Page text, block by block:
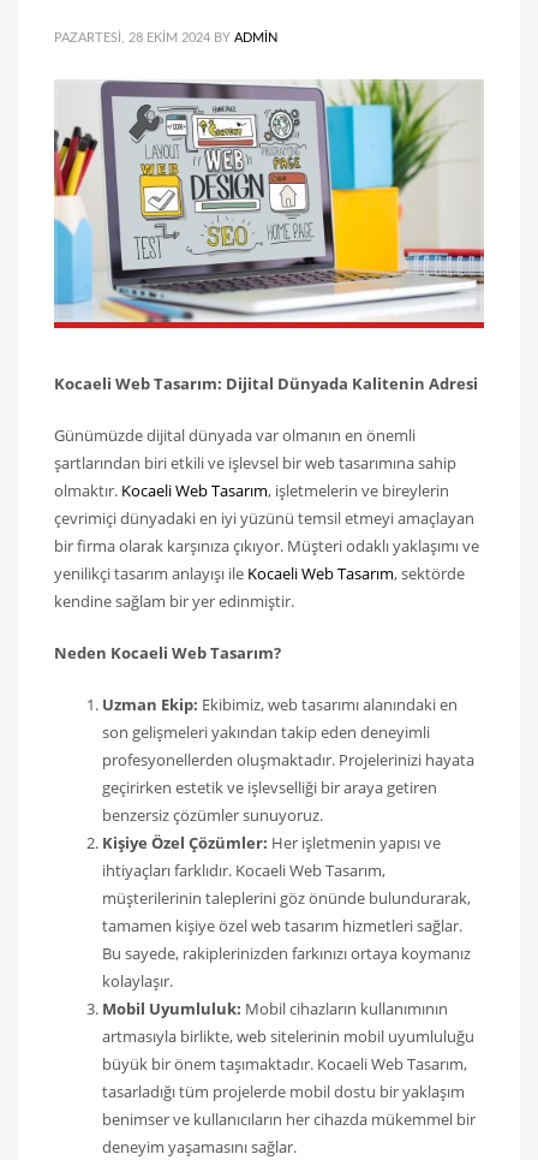
PAZARTESI, 28 EKIM 2024 BY ADMIN
Kocaeli Web Tasarım: Dijital Dünyada Kalitenin Adresi
Günümüzde dijital dünyada var olmanın en önemli
şartlarından biri etkili ve işlevsel bir web tasarımına sahip
olmaktır. Kocaeli Web Tasarım, işletmelerin ve bireylerin
çevrimiçi dünyadaki en iyi yüzünü temsil etmeyi amaçlayan
bir firma olarak karşınıza çıkıyor. Müşteri odaklı yaklaşımı ve
yenilikçi tasarım anlayışı ile Kocaeli Web Tasarım, sektörde
kendine sağlam bir yer edinmiştir.
Neden Kocaeli Web Tasarım?
Uzman Ekip: Ekibimiz, web tasarımı alanındaki en
son gelişmeleri yakından takip eden deneyimli
profesyonellerden oluşmaktadır. Projelerinizi hayata
geçirirken estetik ve işlevselliği bir araya getiren
benzersiz çözümler sunuyoruz.
Kişiye Özel Çözümler: Her işletmenin yapısı ve
ihtiyaçları farklıdır. Kocaeli Web Tasarım,
müşterilerinin taleplerini göz önünde bulundurarak,
tamamen kişiye özel web tasarım hizmetleri sağlar.
Bu sayede, rakiplerinizden farkınızı ortaya koymanız
kolaylaşır.
Mobil Uyumluluk: Mobil cihazların kullanımının
artmasıyla birlikte, web sitelerinin mobil uyumluluğu
büyük bir önem taşımaktadır. Kocaeli Web Tasarım,
tasarladığı tüm projelerde mobil dostu bir yaklaşım
benimser ve kullanıcıların her cihazda mükemmel bir
deneyim yaşamasını sağlar.